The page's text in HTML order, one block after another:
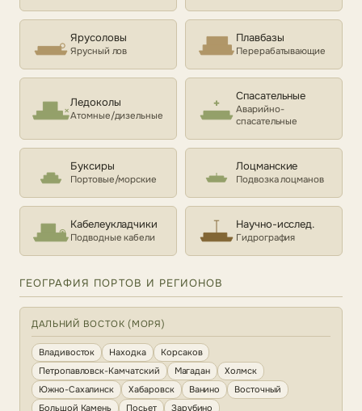
Ярусоловы
Ярусный лов
Плавбазы
Перерабатывающие
Ледоколы
Атомные/дизельные
Спасательные
Аварийно-
спасательные
Буксиры
Портовые/морские
Лоцманские
Подвозка лоцманов
Кабелеукладчики
Подводные кабели
Научно-исслед.
Гидрография
ГЕОГРАФИЯ ПОРТОВ И РЕГИОНОВ
ДАЛЬНИЙ ВОСТОК (МОРЯ)
Владивосток Находка
Корсаков
Петропавловск-Камчатский
Магадан
Холмск
Южно-Сахалинск
Хабаровск Ванино
Восточный
Большой Камень
Посьет Зарубино